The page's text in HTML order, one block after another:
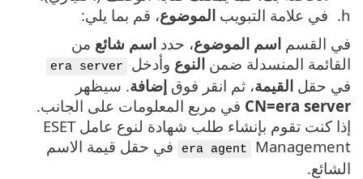
في علامة التبويب الموضوع، قم بما يلي:
في القسم اسم الموضوع، حدد اسم شائع من
القائمة المنسدلة ضمن النوع وأدخل era server
في حقل القيمة، ثم انقر فوق إضافة. سيظهر
CN=era server في مربع المعلومات على الجانب.
إذا كنت تقوم بإنشاء طلب شهادة لنوع عامل ESET
Management
era agent
في حقل قيمة الاسم
الشائع.